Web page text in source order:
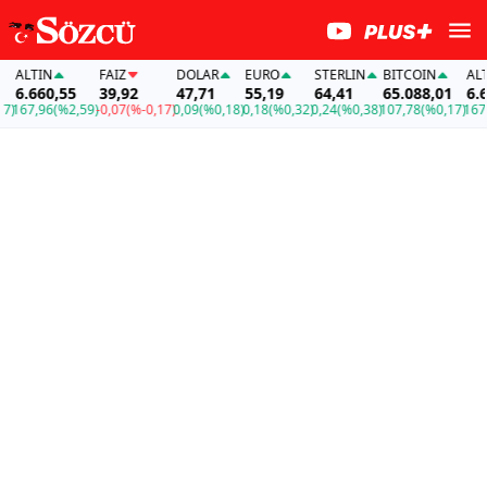
(%2,59)
39,92
-0,07(%-0,17)
DOLAR
47,71
0,09(%0,18)
EURO
55,19
0,18(%0,32)
STERLIN
64,41
0,24(%0,38)
BITCOIN
65.088,01
107,78(%0,17)
ALTIN
167,96